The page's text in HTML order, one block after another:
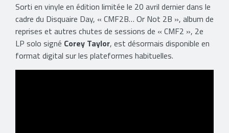
Sorti en vinyle en édition limitée le 20 avril dernier dans le
cadre du Disquaire Day, « CMF2B… Or Not 2B », album de
reprises et autres chutes de sessions de « CMF2 », 2e
LP solo signé Corey Taylor​, est désormais disponible en
format digital sur les plateformes habituelles.